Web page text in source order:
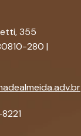
355
280 |